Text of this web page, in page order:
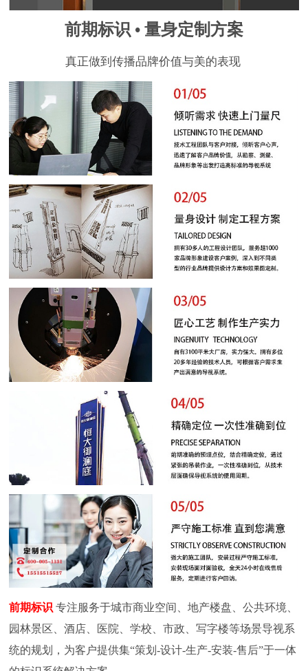
前期标识 • 量身定制方案
真正做到传播品牌价值与美的表现
前期标识 专注服务于城市商业空间、地产楼盘、公共环境、
园林景区、酒店、医院、学校、市政、写字楼等场景导视系
统的规划，为客户提供集“策划-设计-生产-安装-售后”于一体